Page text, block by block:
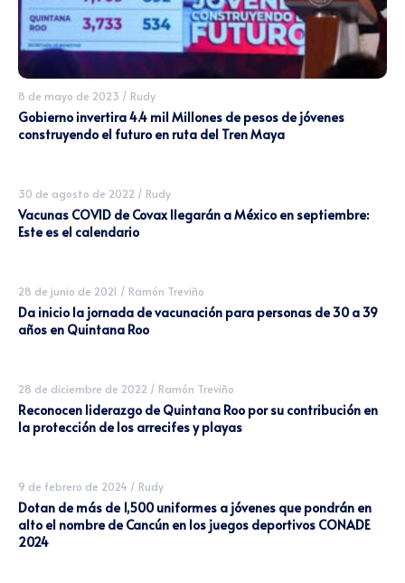
8 de mayo de 2023 / Rudy
Gobierno invertira 4.4 mil Millones de pesos de jóvenes
construyendo el futuro en ruta del Tren Maya
30 de agosto de 2022 / Rudy
Vacunas COVID de Covax llegarán a México en septiembre:
Este es el calendario
28 de junio de 2021 / Ramón Treviño
Da inicio la jornada de vacunación para personas de 30 a 39
años en Quintana Roo
28 de diciembre de 2022 / Ramón Treviño
Reconocen liderazgo de Quintana Roo por su contribución en
la protección de los arrecifes y playas
9 de febrero de 2024 / Rudy
Dotan de más de 1,500 uniformes a jóvenes que pondrán en
alto el nombre de Cancún en los juegos deportivos CONADE
2024